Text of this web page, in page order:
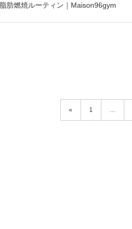
肪燃焼ルーティン｜Maison96gym
« 1 …